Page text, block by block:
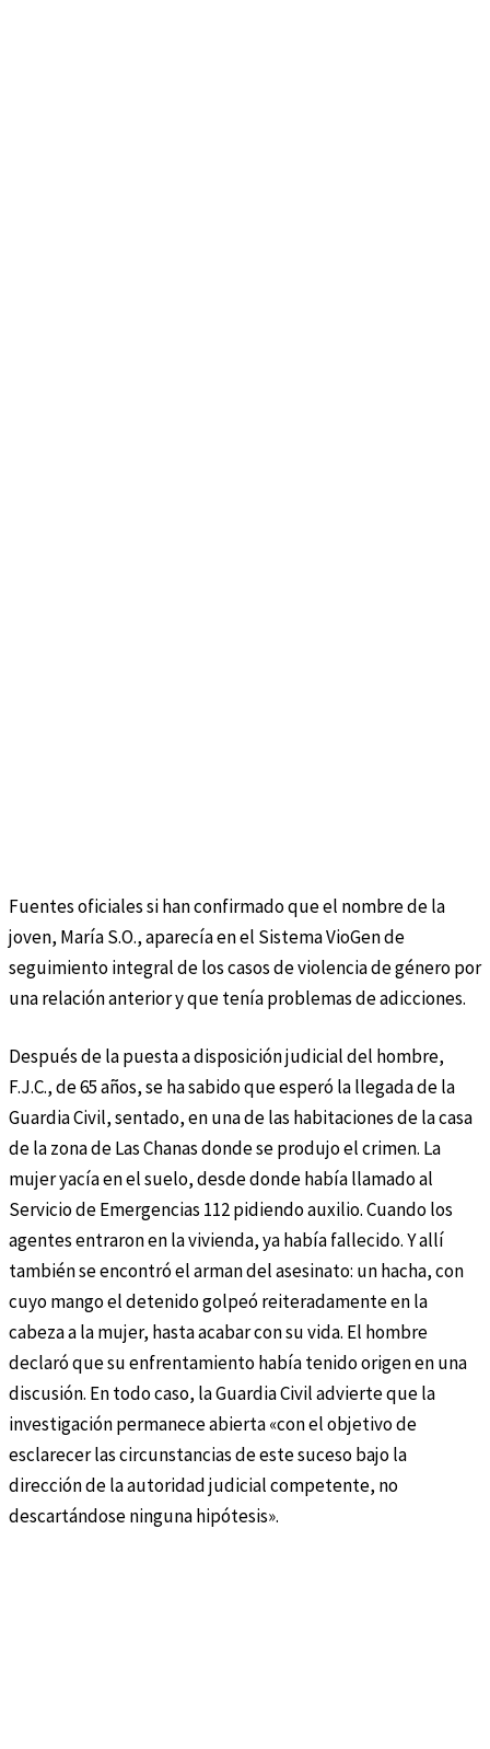
Fuentes oficiales si han confirmado que el nombre de la
joven, María S.O., aparecía en el Sistema VioGen de
seguimiento integral de los casos de violencia de género por
una relación anterior y que tenía problemas de adicciones.
Después de la puesta a disposición judicial del hombre,
F.J.C., de 65 años, se ha sabido que esperó la llegada de la
Guardia Civil, sentado, en una de las habitaciones de la casa
de la zona de Las Chanas donde se produjo el crimen. La
mujer yacía en el suelo, desde donde había llamado al
Servicio de Emergencias 112 pidiendo auxilio. Cuando los
agentes entraron en la vivienda, ya había fallecido. Y allí
también se encontró el arman del asesinato: un hacha, con
cuyo mango el detenido golpeó reiteradamente en la
cabeza a la mujer, hasta acabar con su vida. El hombre
declaró que su enfrentamiento había tenido origen en una
discusión. En todo caso, la Guardia Civil advierte que la
investigación permanece abierta «con el objetivo de
esclarecer las circunstancias de este suceso bajo la
dirección de la autoridad judicial competente, no
descartándose ninguna hipótesis».